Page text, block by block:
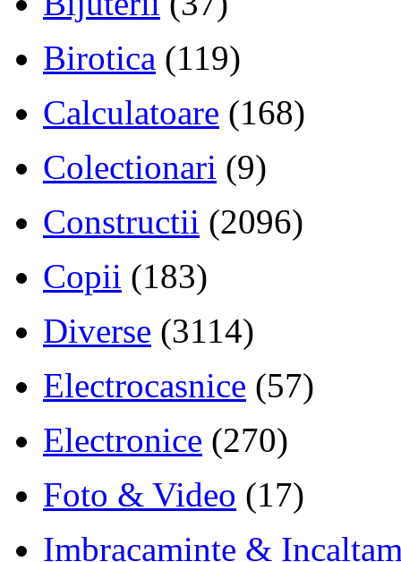
Birotica (119)
Calculatoare (168)
Colectionari (9)
Constructii (2096)
Copii (183)
Diverse (3114)
Electrocasnice (57)
Electronice (270)
Foto & Video (17)
Imbracaminte &